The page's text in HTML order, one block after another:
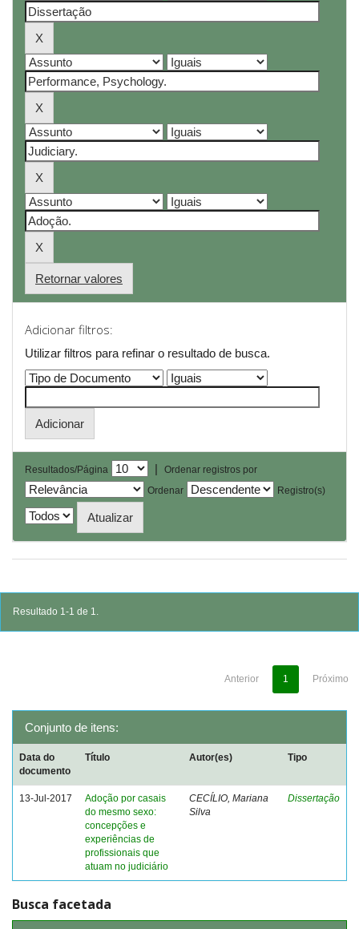
Retornar valores
Adicionar filtros:
Utilizar filtros para refinar o resultado de busca.
Resultados/Página |
Ordenar registros por
Ordenar
Registro(s)
Resultado 1-1 de 1.
Anterior 1 Próximo
Conjunto de itens:
Data do
documento
Título Autor(es) Tipo
13-Jul-2017
Adoção por casais
do mesmo sexo:
concepções e
experiências de
profissionais que
atuam no judiciário
CECÍLIO, Mariana
Silva
Dissertação
Busca facetada